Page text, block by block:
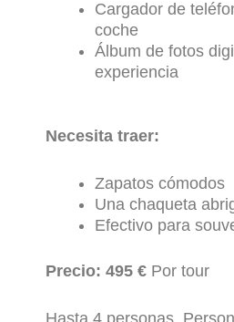
Cargador de
coche
Álbum de fotos
experiencia
Necesita traer:
Zapatos cómodos
Una chaqueta
Efectivo para
Precio: 495 € Por tour